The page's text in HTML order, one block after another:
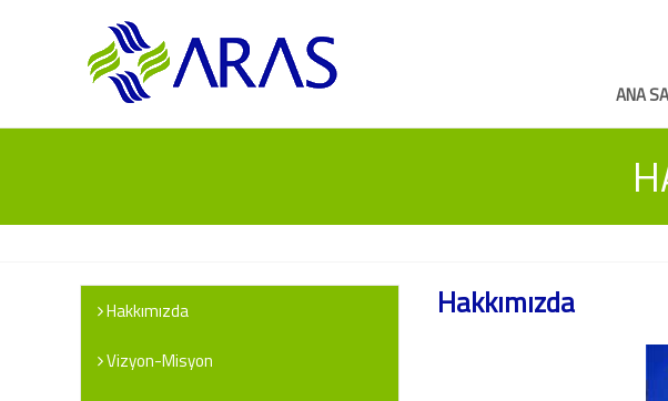
ANA
Hakkımızda
Hakkımızda
Vizyon-Misyon